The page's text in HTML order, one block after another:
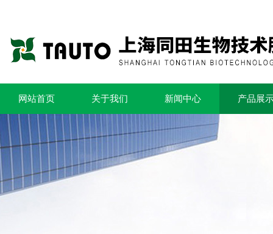
网站首页 关于我们 新闻中心 产品展